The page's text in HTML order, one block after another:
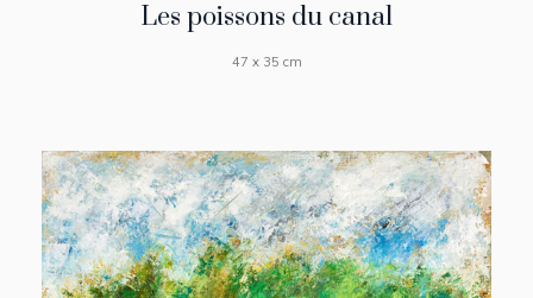
Les poissons du canal
47 x 35 cm